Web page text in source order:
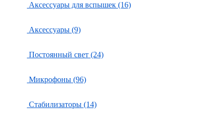
Аксессуары для вспышек (16)
Аксессуары (9)
Постоянный свет (24)
Микрофоны (96)
Стабилизаторы (14)